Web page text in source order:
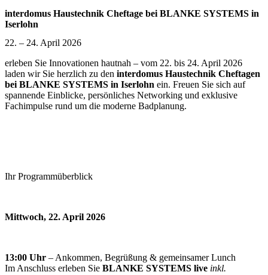
interdomus Haustechnik Cheftage bei BLANKE SYSTEMS in
Iserlohn
22. – 24. April 2026
erleben Sie Innovationen hautnah – vom 22. bis 24. April 2026
laden wir Sie herzlich zu den interdomus Haustechnik Cheftagen
bei BLANKE SYSTEMS in Iserlohn ein. Freuen Sie sich auf
spannende Einblicke, persönliches Networking und exklusive
Fachimpulse rund um die moderne Badplanung.
Ihr Programmüberblick
Mittwoch, 22. April 2026
13:00 Uhr – Ankommen, Begrüßung & gemeinsamer Lunch
Im Anschluss erleben Sie BLANKE SYSTEMS live inkl.